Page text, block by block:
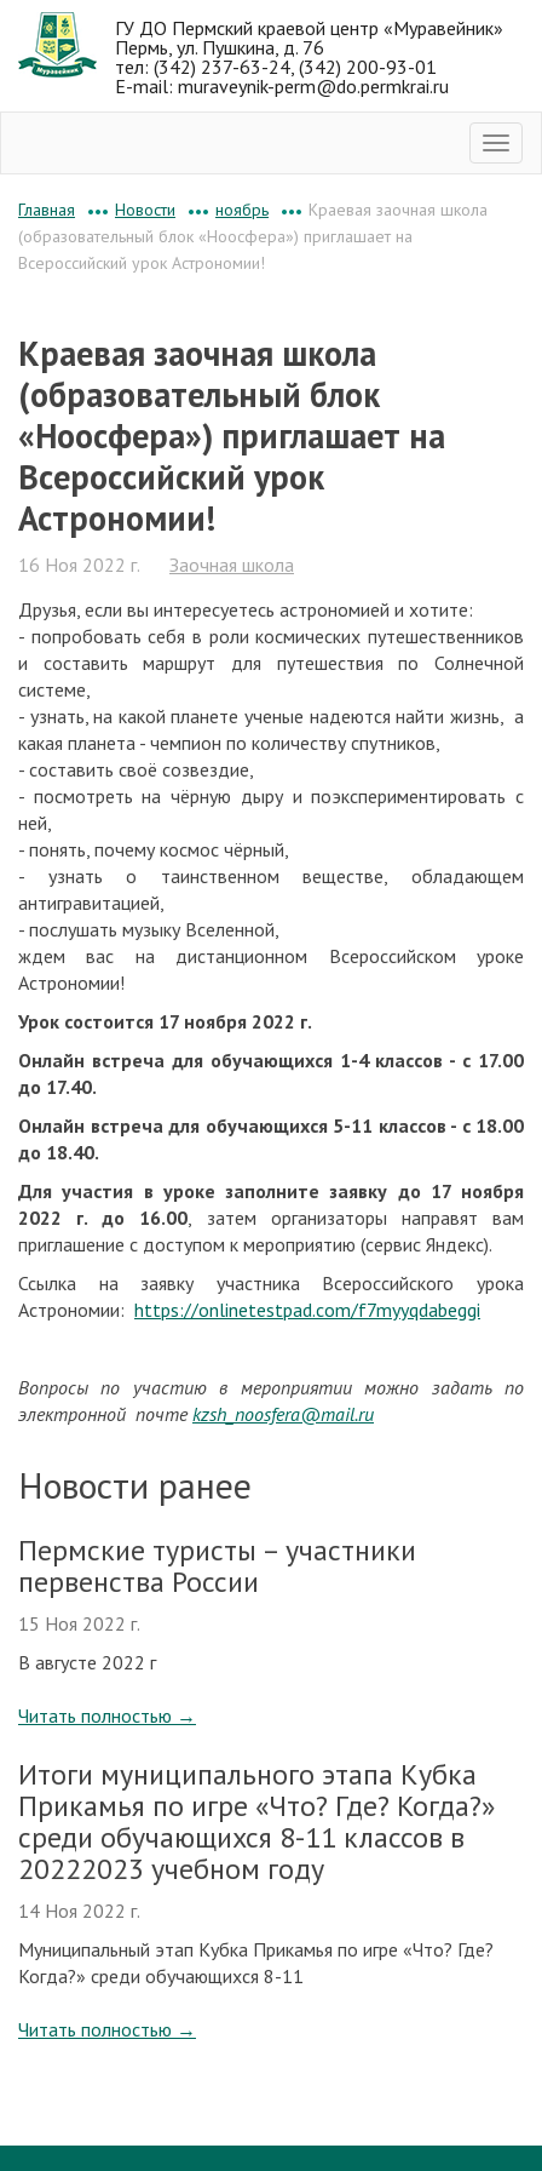
ГУ ДО Пермский краевой центр «Муравейник»
Пермь, ул. Пушкина, д. 76
тел: (342) 237-63-24, (342) 200-93-01
E-mail: muraveynik-perm@do.permkrai.ru
Главная ••• Новости ••• ноябрь ••• Краевая заочная школа
(образовательный блок «Ноосфера») приглашает на
Всероссийский урок Астрономии!
Краевая заочная школа
(образовательный блок
«Ноосфера») приглашает на
Всероссийский урок
Астрономии!
16 Ноя 2022 г.
Заочная школа
Друзья, если вы интересуетесь астрономией и хотите:
- попробовать себя в роли космических путешественников
и составить маршрут для путешествия по Солнечной
системе,
- узнать, на какой планете ученые надеются найти жизнь, а
какая планета - чемпион по количеству спутников,
- составить своё созвездие,
- посмотреть на чёрную дыру и поэкспериментировать с
ней,
- понять, почему космос чёрный,
- узнать о таинственном веществе, обладающем
антигравитацией,
- послушать музыку Вселенной,
ждем вас на дистанционном Всероссийском уроке
Астрономии!
Урок состоится 17 ноября 2022 г.
Онлайн встреча для обучающихся 1-4 классов - с 17.00
до 17.40.
Онлайн встреча для обучающихся 5-11 классов - с 18.00
до 18.40.
Для участия в уроке заполните заявку до 17 ноября
2022 г. до 16.00, затем организаторы направят вам
приглашение с доступом к мероприятию (сервис Яндекс).
Ссылка на заявку участника Всероссийского урока
Астрономии: https://onlinetestpad.com/f7myyqdabeggi
Вопросы по участию в мероприятии можно задать по
электронной почтеkzsh_ noosfera@mail.ru
Новости ранее
Пермские туристы – участники
первенства России
15 Ноя 2022 г.
В августе 2022 г
Читать полностью →
Итоги муниципального этапа Кубка
Прикамья по игре «Что? Где? Когда?»
среди обучающихся 8-11 классов в
20222023 учебном году
14 Ноя 2022 г.
Муниципальный этап Кубка Прикамья по игре «Что? Где?
Когда?» среди обучающихся 8-11
Читать полностью →